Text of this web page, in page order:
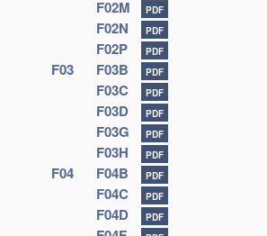
F02M PDF
F02N PDF
F02P PDF
F03 F03B PDF
F03C PDF
F03D PDF
F03G PDF
F03H PDF
F04 F04B PDF
F04C PDF
F04D PDF